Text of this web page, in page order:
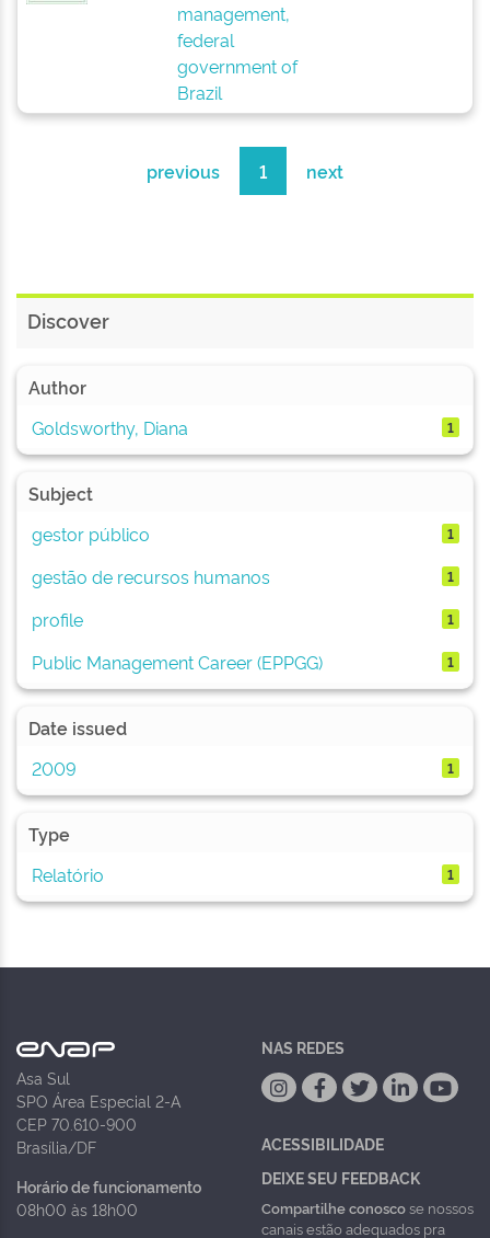
management,
federal
government of
Brazil
previous 1 next
Discover
Author
Goldsworthy, Diana
1
Subject
gestor público
1
gestão de recursos humanos 1
profile 1
Public Management Career (EPPGG) 1
Date issued
2009
1
Type
Relatório
1
Asa Sul
SPO Área Especial 2-A
CEP 70.610-900
Brasília/DF
Horário de funcionamento
08h00 às 18h00
NAS REDES
ACESSIBILIDADE
DEIXE SEU FEEDBACK
Compartilhe conoscose nossos
canais estão adequados pra